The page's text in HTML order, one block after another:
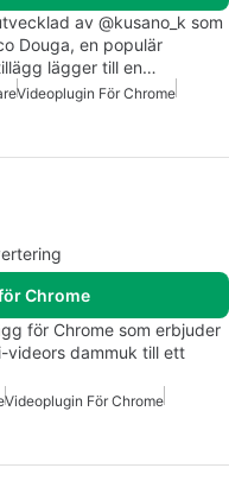
av @kusano_k som
Douga, en populär
lägger till en…
Videoplugin För Chrome
Chrome
för Chrome som erbjuder
videors dammuk till ett
Videoplugin För Chrome